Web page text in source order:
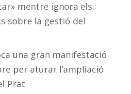
mentre ignora els
sobre la gestió del
una gran manifestació
per aturar l’ampliació
Prat